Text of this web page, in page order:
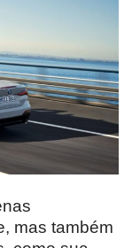
mas também